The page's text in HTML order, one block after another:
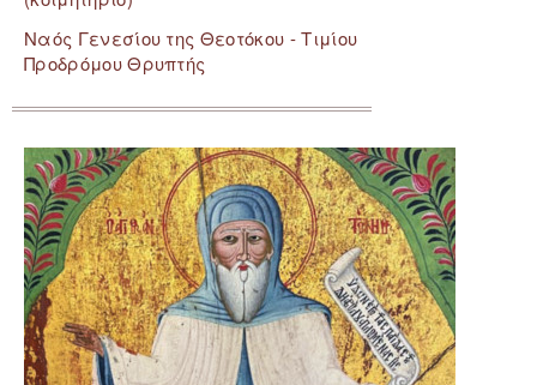
Ναός Γενεσίου της Θεοτόκου - Τιμίου
Προδρόμου Θρυπτής